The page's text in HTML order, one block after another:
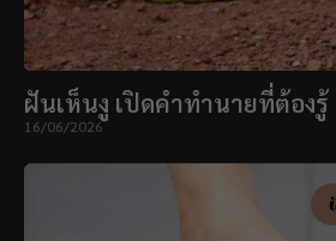
ฝันเห็นงู เปิดคำทำนายที่ต้อง
16/06/2026